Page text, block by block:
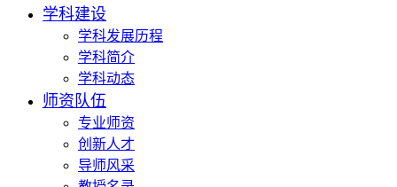
学科建设
学科发展历程
学科简介
学科动态
师资队伍
专业师资
创新人才
导师风采